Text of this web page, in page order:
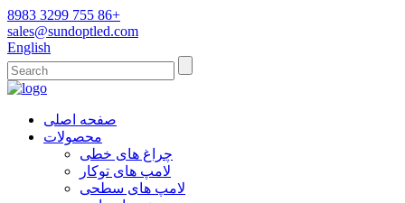
8983 3299 755 86+
sales@sundoptled.com
English
صفحه اصلی
محصولات
چراغ های خطی
لامپ های توکار
لامپ های سطحی